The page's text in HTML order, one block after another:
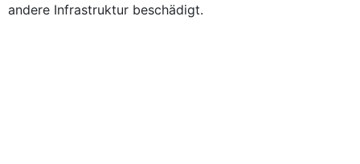
andere Infrastruktur beschädigt.